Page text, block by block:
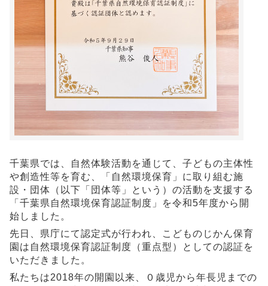
千葉県では、自然体験活動を通じて、子どもの主体性
や創造性等を育む、「自然環境保育」に取り組む施
設・団体（以下「団体等」という）の活動を支援する
「千葉県自然環境保育認証制度」を令和5年度から開
始しました。
先日、県庁にて認定式が行われ、こどものじかん保育
園は自然環境保育認証制度（重点型）としての認証を
いただきました。
私たちは2018年の開園以来、０歳児から年長児までの